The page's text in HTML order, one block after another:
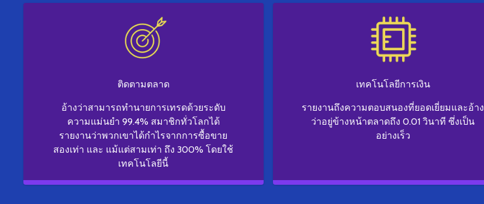
ติดตามตลาด
อ้างว่าสามารถทำนายการเทรดด้วยระดับ
ความแม่นยำ 99.4% สมาชิกทั่วโลกได้
รายงานว่าพวกเขาได้กำไรจากการซื้อขาย
สองเท่า และ แม้แต่สามเท่า ถึง 300% โดยใช้
เทคโนโลยีนี้
เทคโนโลยีการเงิน
รายงานถึงความตอบสนองที่ยอดเยี่ยมและอ้าง
ว่าอยู่ข้างหน้าตลาดถึง 0.01 วินาที ซึ่งเป็น
อย่างเร็ว